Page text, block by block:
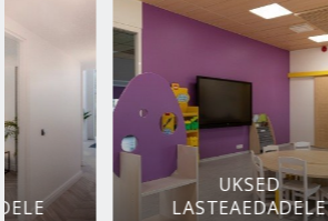
UKSED
LASTEAEDADELE